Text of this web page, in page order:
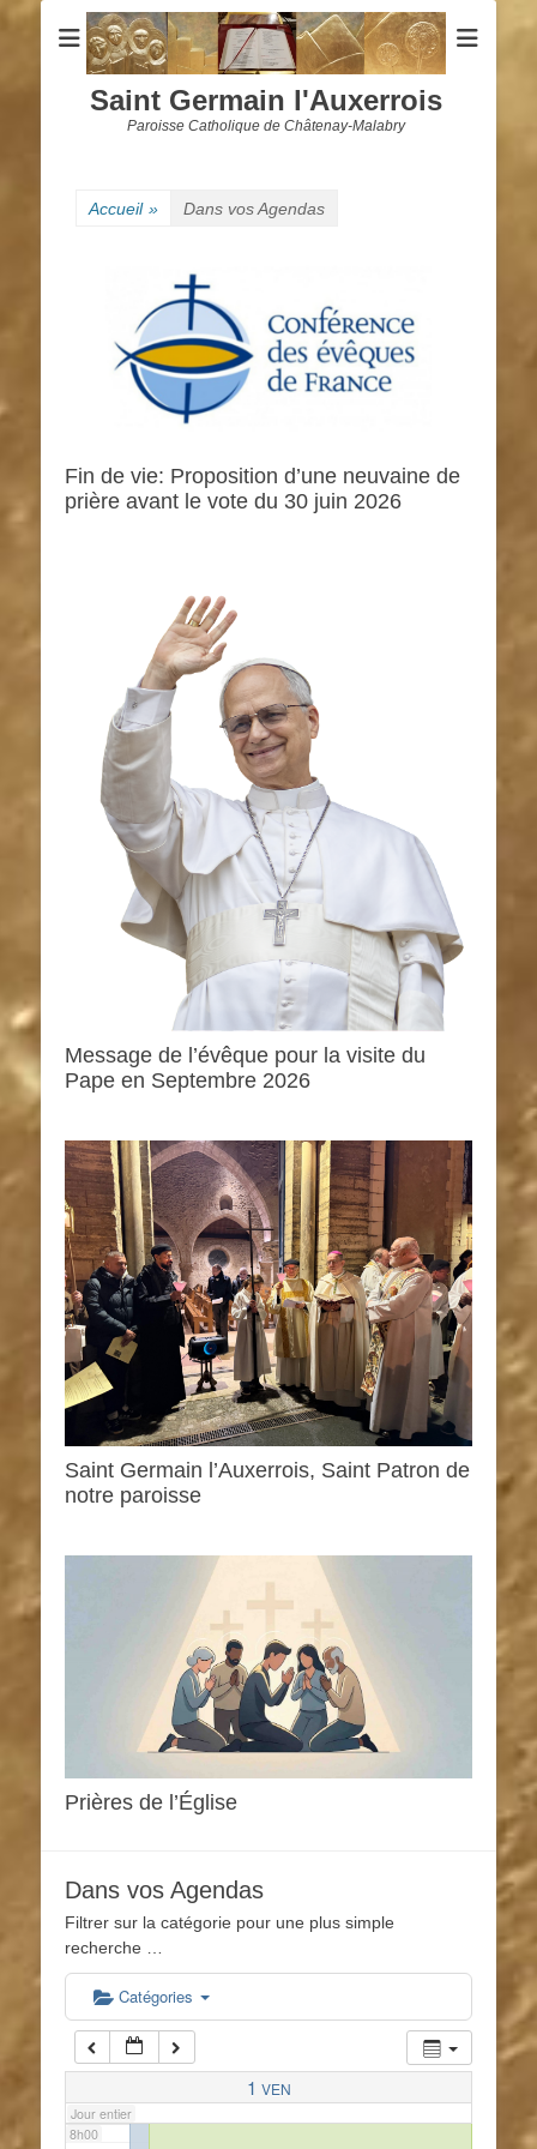
Saint Germain l'Auxerrois
Paroisse Catholique de Châtenay-Malabry
Accueil » Dans vos Agendas
Fin de vie: Proposition d’une neuvaine de
prière avant le vote du 30 juin 2026
Message de l’évêque pour la visite du
Pape en Septembre 2026
Saint Germain l’Auxerrois, Saint Patron de
notre paroisse
Prières de l’Église
Dans vos Agendas
Filtrer sur la catégorie pour une plus simple
recherche …
Catégories
1 VEN
Jour entier
0h00
5h00
6h00
7h00
8h00
Pas d’accueil pendant les vacances scolaires
Le jubilée des jeunes